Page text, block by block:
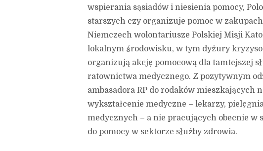
wspierania sąsiadów i niesienia pomocy,
starszych czy organizuje pomoc w
Niemczech wolontariusze Polskiej Misji
lokalnym środowisku, w tym dyżury
organizują akcję pomocową dla tamtejszej
ratownictwa medycznego. Z pozytywnym
ambasadora RP do rodaków mieszkających
wykształcenie medyczne – lekarzy,
medycznych – a nie pracujących obecnie w
do pomocy w sektorze służby zdrowia.